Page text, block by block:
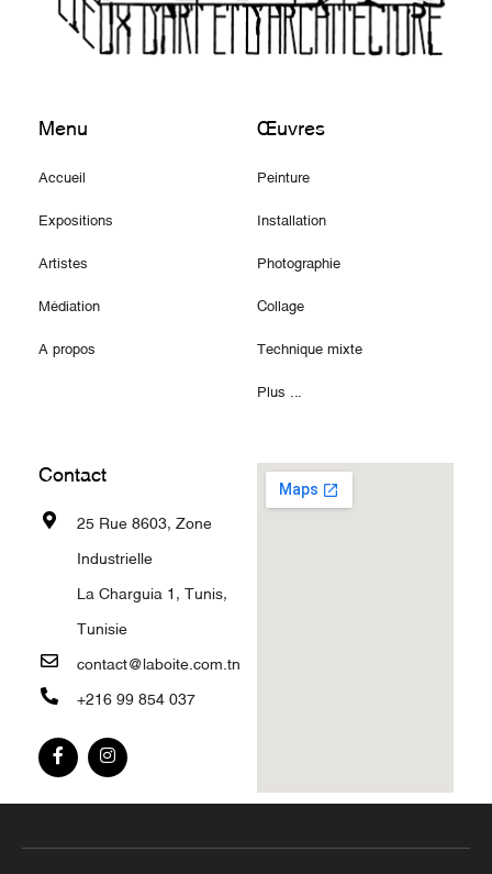
Menu
Accueil
Expositions
Artistes
Médiation
A propos
Œuvres
Peinture
Installation
Photographie
Collage
Technique mixte
Plus ...
Contact
25 Rue 8603, Zone
Industrielle
La Charguia 1, Tunis,
Tunisie
contact@laboite.com.tn
+216 99 854 037